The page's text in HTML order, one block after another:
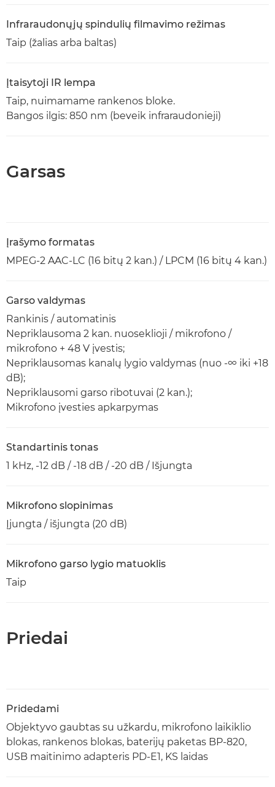
Infraraudonųjų spindulių filmavimo režimas
Taip (žalias arba baltas)
Įtaisytoji IR lempa
Taip, nuimamame rankenos bloke.
Bangos ilgis: 850 nm (beveik infraraudonieji)
Garsas
Įrašymo formatas
MPEG-2 AAC-LC (16 bitų 2 kan.) / LPCM (16 bitų 4 kan.)
Garso valdymas
Rankinis / automatinis
Nepriklausoma 2 kan. nuoseklioji / mikrofono /
mikrofono + 48 V įvestis;
Nepriklausomas kanalų lygio valdymas (nuo -∞ iki +18
dB);
Nepriklausomi garso ribotuvai (2 kan.);
Mikrofono įvesties apkarpymas
Standartinis tonas
1 kHz, -12 dB / -18 dB / -20 dB / Išjungta
Mikrofono slopinimas
Įjungta / išjungta (20 dB)
Mikrofono garso lygio matuoklis
Taip
Priedai
Pridedami
Objektyvo gaubtas su užkardu, mikrofono laikiklio
blokas, rankenos blokas, baterijų paketas BP-820,
USB maitinimo adapteris PD-E1, KS laidas